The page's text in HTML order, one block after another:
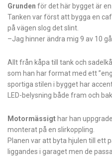
Grunden för det här bygget är
Tanken var först att bygga en
på vägen slog det slint.
–Jag hinner ändra mig 9 av 10
Allt från kåpa till tank och
som han har format med ett
sportiga stilen i bygget har
LED-belysning både fram och
Motormässigt har han
monterat på en slirkoppling.
Planen var att byta hjulen till ett
liggandes i garaget men de